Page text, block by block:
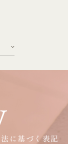
に基づく表記